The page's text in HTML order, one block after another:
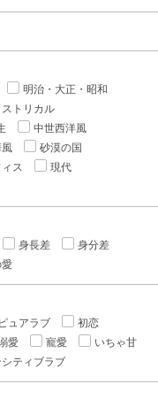
明治・大正・昭和
ストリカル
中世西洋風
砂漠の国
ス
現代
身長差
身分差
ピュアラブ
初恋
愛 寵愛
いちゃ甘
シティブラブ